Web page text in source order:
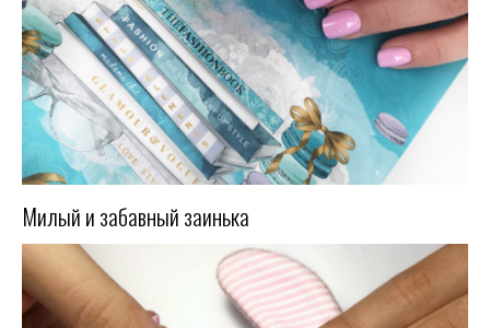
Милый и забавный заинька